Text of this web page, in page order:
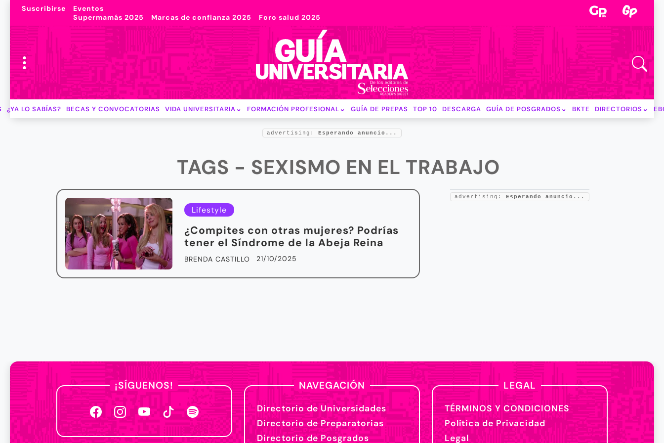
Suscribirse
Eventos
Supermamás 2025
Marcas de confianza 2025 Foro salud 2025
¿YA LO SABÍAS? BECAS Y CONVOCATORIAS VIDA UNIVERSITARIA FORMACIÓN PROFESIONAL GUÍA DE PREPAS TOP 10 DESCARGA GUÍA DE POSGRADOS BKTE DIRECTORIOS
advertising: Esperando anuncio...
TAGS - SEXISMO EN EL TRABAJO
Lifestyle
¿Compites con otras mujeres? Podrías
tener el Síndrome de la Abeja Reina
BRENDA CASTILLO 21/10/2025
advertising: Esperando anuncio...
¡SÍGUENOS! NAVEGACIÓN
Directorio de Universidades
Directorio de Preparatorias
Directorio de Posgrados
LEGAL
TÉRMINOS Y CONDICIONES
Política de Privacidad
Legal